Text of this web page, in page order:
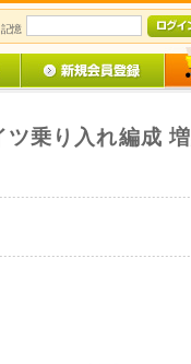
記憶
ツ乗り入れ編成